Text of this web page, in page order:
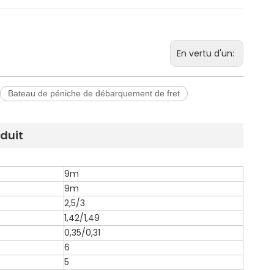
En vertu d'un:
Bateau de péniche de débarquement de fret
9m
9m
2,5/3
1,42/1,49
0,35/0,31
6
5